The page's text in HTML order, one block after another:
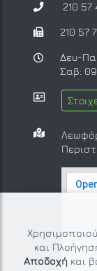
και
Αποδοχήκαι
210 57
210 57
Δευ-
Σαβ: